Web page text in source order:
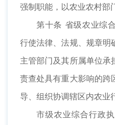
强制职能，以农业农村部
第十条 省级农业综
行使法律、法规、规章明
主管部门及其所属单位承
责查处具有重大影响的跨
导、组织协调辖区内农业
市级农业综合行政